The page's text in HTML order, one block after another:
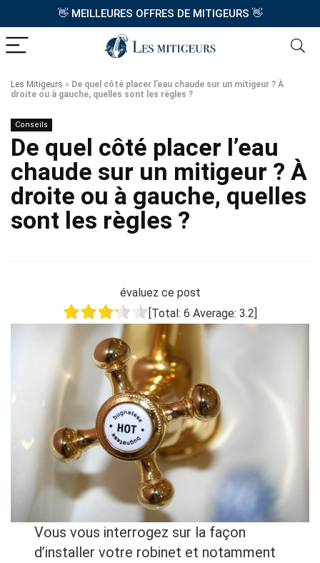
👋MEILLEURES OFFRES DE MITIGEURS 👋
Les Mitigeurs » De quel côté placer l’eau chaude sur un mitigeur ? À
droite ou à gauche, quelles sont les règles ?
Conseils
De quel côté placer l’eau
chaude sur un mitigeur ? À
droite ou à gauche, quelles
sont les règles ?
évaluez ce post
[Total: 6 Average: 3.2]
Vous vous interrogez sur la façon
d’installer votre robinet et notamment